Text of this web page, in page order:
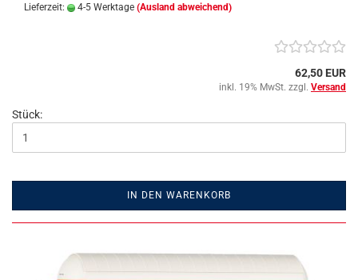
Lieferzeit:
4-5 Werktage (Ausland abweichend)
62,50 EUR
inkl. 19% MwSt. zzgl. Versand
Stück:
IN DEN WARENKORB